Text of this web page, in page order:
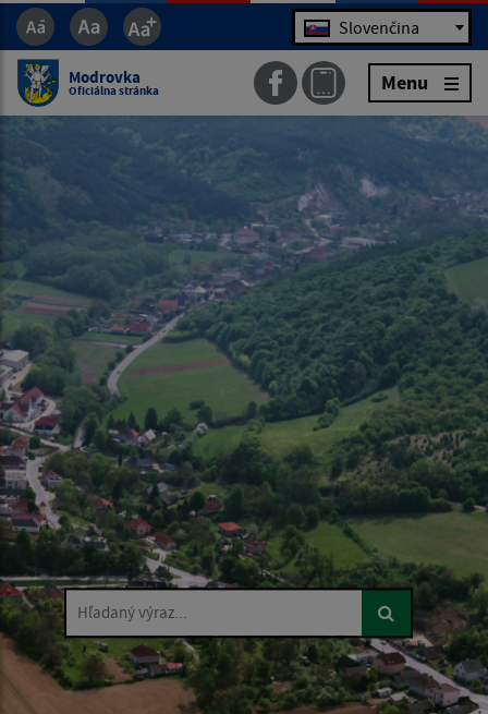
Jazyk Slovenčina
Modrovka
Oficiálna stránka Menu
Hľadaný výraz...